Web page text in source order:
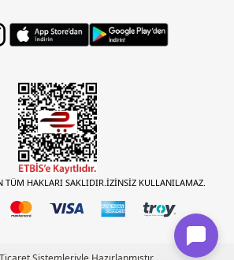
TÜM HAKLARI SAKLIDIR.İZİNSİZ KULLANILAMAZ.